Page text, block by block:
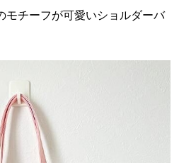
モチーフが可愛いショルダーバ